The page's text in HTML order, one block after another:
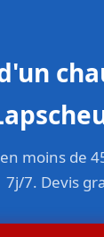
moins de
7j/7. Devis